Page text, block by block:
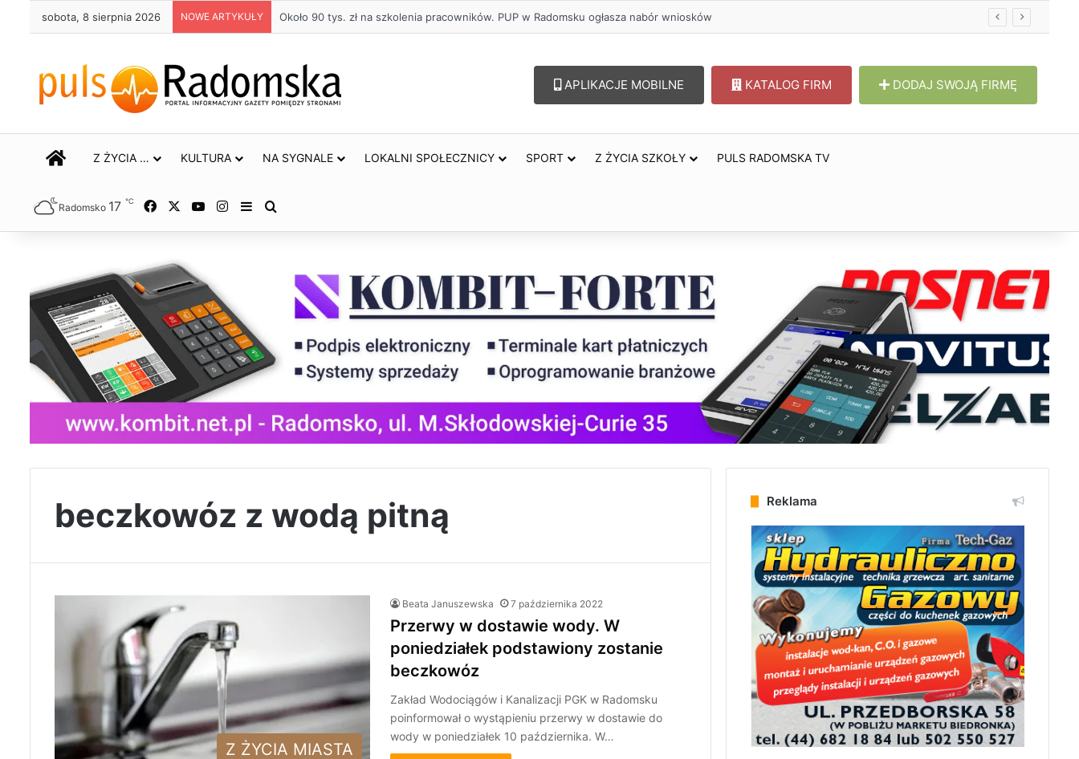
sobota, 8 sierpnia 2026 NOWE ARTYKUŁY Około 90 tys. zł na szkolenia pracowników. PUP w Radomsku ogłasza nabór wniosków
APLIKACJE MOBILNE KATALOG FIRM DODAJ SWOJĄ FIRMĘ
STRONA GŁÓWNA
Z ŻYCIA … KULTURA NA SYGNALE LOKALNI SPOŁECZNICY SPORT Z ŻYCIA SZKOŁY PULS RADOMSKA TV
Radomsko 17 ℃ Facebook YouTubeInstagram
Sidebar
beczkowóz z wodą pitną
Z ŻYCIA MIASTA
Beata Januszewska 7 października 2022
Przerwy w dostawie wody. W
poniedziałek podstawiony zostanie
beczkowóz
Zakład Wodociągów i Kanalizacji PGK w Radomsku
poinformował o wystąpieniu przerwy w dostawie do
wody w poniedziałek 10 października. W…
Reklama